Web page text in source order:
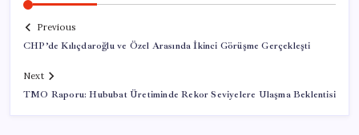
Previous
CHP’de Kılıçdaroğlu ve Özel Arasında İkinci Görüşme Gerçekleşti
Next
TMO Raporu: Hububat Üretiminde Rekor Seviyelere Ulaşma Beklentisi